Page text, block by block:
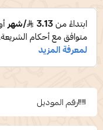
رقم الموديل